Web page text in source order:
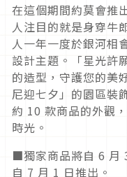
在這個期間約莫會推
人注目的就是身穿牛
人一年一度於銀河相
設計主題。「星光許
的造型，守護您的美
尼迎七夕」的園區裝
約 10 款商品的外觀
時光。
■獨家商品將自 6 月
自 7 月 1 日推出。